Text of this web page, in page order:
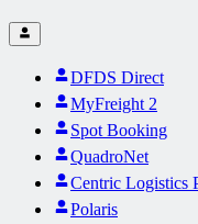
DFDS Direct
MyFreight 2
Spot Booking
QuadroNet
Centric Logistics
Polaris